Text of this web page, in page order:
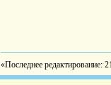
«Последнее редактирование: